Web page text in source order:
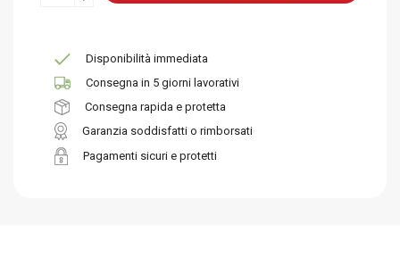
Disponibilità immediata
Consegna in 5 giorni lavorativi
Consegna rapida e protetta
Garanzia soddisfatti o rimborsati
Pagamenti sicuri e protetti